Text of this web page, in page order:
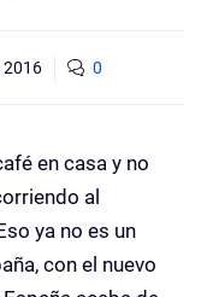
2016 0
en casa y no
al
ya no es un
con el nuevo